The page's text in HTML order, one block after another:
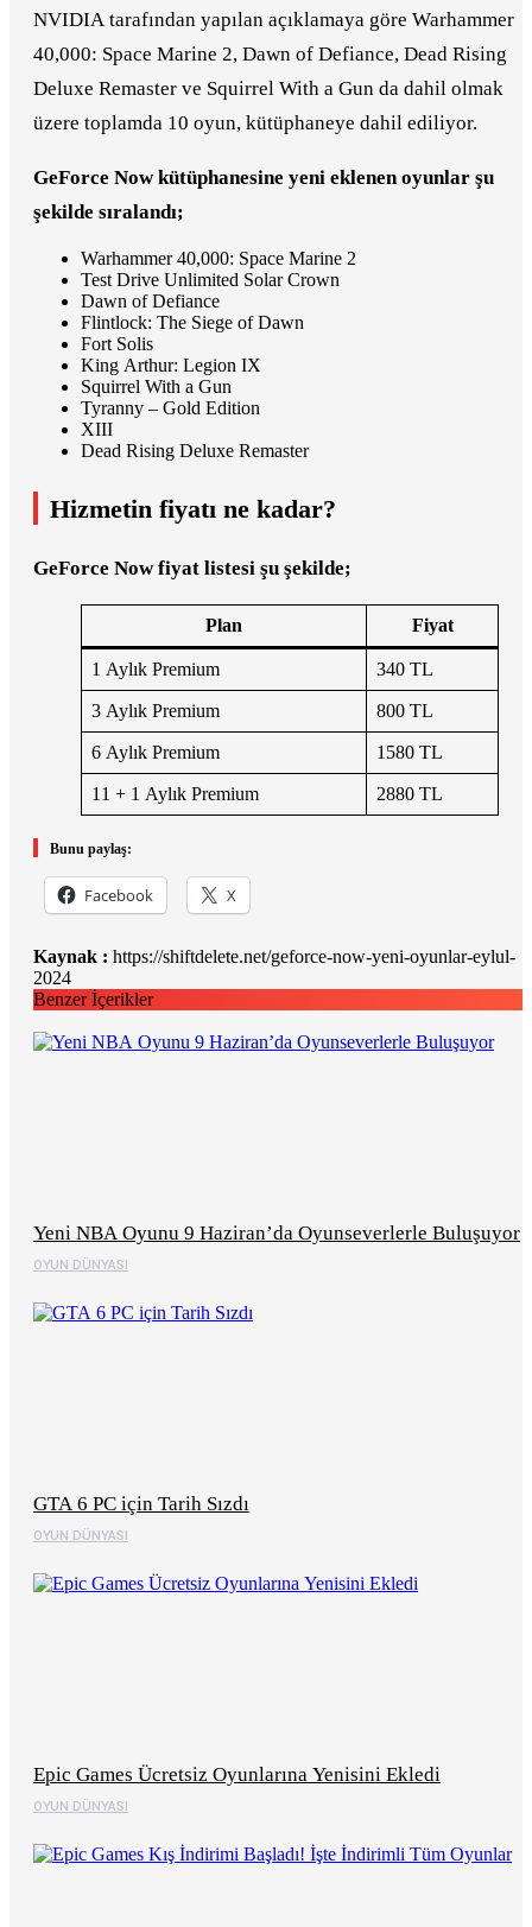
NVIDIA tarafından yapılan açıklamaya göre Warhammer
40,000: Space Marine 2, Dawn of Defiance, Dead Rising
Deluxe Remaster ve Squirrel With a Gun da dahil olmak
üzere toplamda 10 oyun, kütüphaneye dahil ediliyor.
GeForce Now kütüphanesine yeni eklenen oyunlar şu
şekilde sıralandı;
Warhammer 40,000: Space Marine 2
Test Drive Unlimited Solar Crown
Dawn of Defiance
Flintlock: The Siege of Dawn
Fort Solis
King Arthur: Legion IX
Squirrel With a Gun
Tyranny – Gold Edition
XIII
Dead Rising Deluxe Remaster
Hizmetin fiyatı ne kadar?
GeForce Now fiyat listesi şu şekilde;
Plan Fiyat
1 Aylık Premium 340 TL
3 Aylık Premium 800 TL
6 Aylık Premium 1580 TL
11 + 1 Aylık Premium 2880 TL
Bunu paylaş:
Facebook X
Kaynak : https://shiftdelete.net/geforce-now-yeni-oyunlar-eylul-
2024
Benzer İçerikler
OYUN DÜNYASI
Yeni NBA Oyunu 9 Haziran’da Oyunseverlerle Buluşuyor
OYUN DÜNYASI
GTA 6 PC için Tarih Sızdı
OYUN DÜNYASI
Epic Games Ücretsiz Oyunlarına Yenisini Ekledi